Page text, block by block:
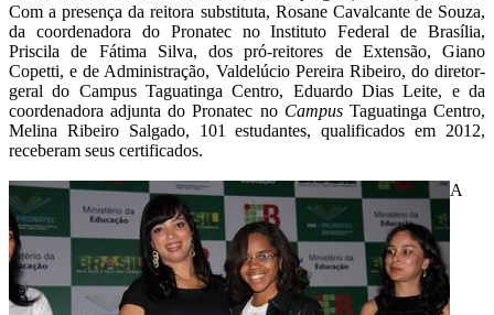
Com a presença da reitora substituta, Rosane Cavalcante de Souza,
da coordenadora do Pronatec no Instituto Federal de Brasília,
Priscila de Fátima Silva, dos pró-reitores de Extensão, Giano
Copetti, e de Administração, Valdelúcio Pereira Ribeiro, do diretor-
geral do Campus Taguatinga Centro, Eduardo Dias Leite, e da
coordenadora adjunta do Pronatec no Campus Taguatinga Centro,
Melina Ribeiro Salgado, 101 estudantes, qualificados em 2012,
receberam seus certificados.
A